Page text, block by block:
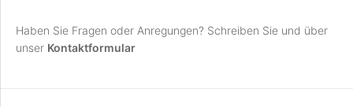
Haben Sie Fragen oder Anregungen? Schreiben Sie und über
unser Kontaktformular